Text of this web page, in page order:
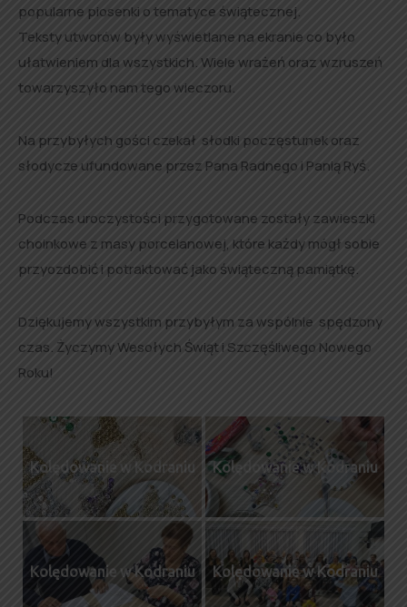
popularne piosenki o tematyce świątecznej.
Teksty utworów były wyświetlane na ekranie co było
ułatwieniem dla wszystkich. Wiele wrażeń oraz wzruszeń
towarzyszyło nam tego wieczoru.
Na przybyłych gości czekał słodki poczęstunek oraz
słodycze ufundowane przez Pana Radnego i Panią Ryś.
Podczas uroczystości przygotowane zostały zawieszki
choinkowe z masy porcelanowej, które każdy mógł sobie
przyozdobić i potraktować jako świąteczną pamiątkę.
Dziękujemy wszystkim przybyłym za wspólnie spędzony
czas. Życzymy Wesołych Świąt i Szczęśliwego Nowego
Roku!
Kolędowanie w Kodraniu Kolędowanie w Kodraniu
Kolędowanie w Kodraniu Kolędowanie w Kodraniu